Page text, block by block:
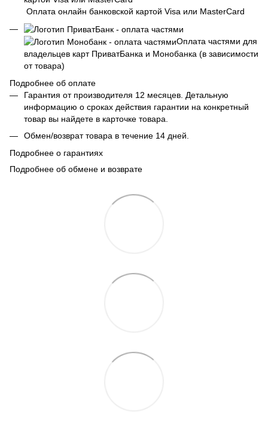
Оплата онлайн банковской картой Visa или MasterCard
Оплата частями для
владельцев карт ПриватБанка и Монобанка (в зависимости
от товара)
Подробнее об оплате
Гарантия от производителя 12 месяцев. Детальную
информацию о сроках действия гарантии на конкретный
товар вы найдете в карточке товара.
Обмен/возврат товара в течение 14 дней.
Подробнее о гарантиях
Подробнее об обмене и возврате